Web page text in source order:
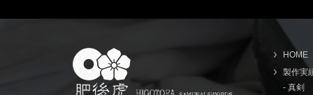
HOME
製作実
- 真剣